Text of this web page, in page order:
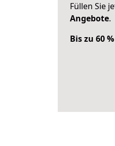
Füllen Sie
Angebote.
Bis zu 60